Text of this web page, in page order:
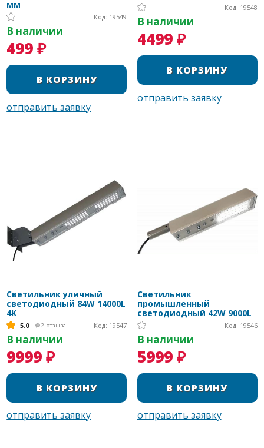
мм
Код: 19549
В наличии
499 ₽
Код: 19548
В наличии
4499 ₽
Светильник уличный
светодиодный 84W 14000L
4K
5.0 2 отзыва Код: 19547
В наличии
9999 ₽
Светильник
промышленный
светодиодный 42W 9000L
Код: 19546
В наличии
5999 ₽